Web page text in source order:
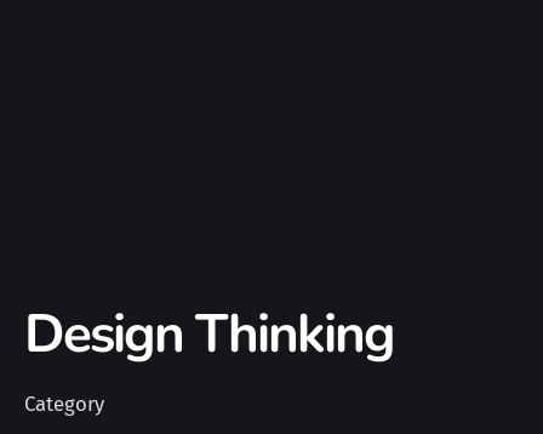
Design Thinking
Category